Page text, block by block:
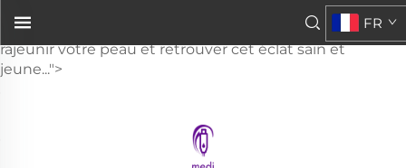
pour une radiance qui défie le tempsSouhaitez-vous
rajeunir votre peau et retrouver cet éclat sain et
jeune...">
FR